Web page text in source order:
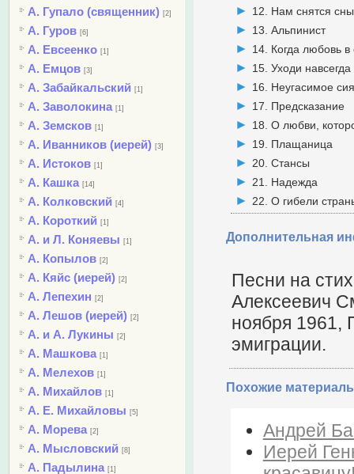
А. Гупало (священник) [2]
А. Гуров [6]
А. Евсеенко [1]
А. Емцов [3]
А. Забайкальский [1]
А. Заволокина [1]
А. Земсков [1]
А. Иванников (иерей) [3]
А. Истоков [1]
А. Кашка [14]
А. Колковский [4]
А. Короткий [1]
А. и Л. Коняевы [1]
А. Копылов [2]
А. Кяйс (иерей) [2]
А. Лепехин [2]
А. Лешов (иерей) [2]
А. и А. Лукины [2]
А. Машкова [1]
А. Мелехов [1]
А. Михайлов [1]
А. Е. Михайловы [5]
А. Морева [2]
А. Мысловский [8]
А. Падылина [1]
12. Нам снятся сны
13. Альпинист
14. Когда любовь в
15. Уходи навсегда
16. Неугасимое
17. Предсказание
18. О любви,
19. Плащаница
20. Стансы
21. Надежда
22. О гибели
Дополнительная
Песни на
Алексеевич
ноября 1961,
эмиграции.
Похожие
Андрей
Иерей